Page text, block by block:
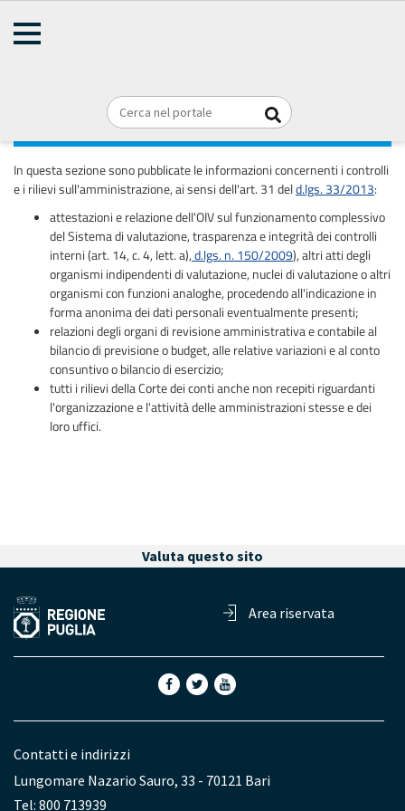
Home
Controlli e rilievi sull'amministrazione
In questa sezione sono pubblicate le informazioni concernenti i controlli
e i rilievi sull'amministrazione, ai sensi dell'art. 31 deld.lgs. 33/2013:
attestazioni e relazione dell'OIV sul funzionamento complessivo
del Sistema di valutazione, trasparenza e integrità dei controlli
interni (art. 14, c. 4, lett. a),d.lgs. n. 150/2009), altri atti degli
organismi indipendenti di valutazione, nuclei di valutazione o altri
organismi con funzioni analoghe, procedendo all'indicazione in
forma anonima dei dati personali eventualmente presenti;
relazioni degli organi di revisione amministrativa e contabile al
bilancio di previsione o budget, alle relative variazioni e al conto
consuntivo o bilancio di esercizio;
tutti i rilievi della Corte dei conti anche non recepiti riguardanti
l'organizzazione e l'attività delle amministrazioni stesse e dei
loro uffici.
Valuta questo sito
Area riservata
Contatti e indirizzi
Lungomare Nazario Sauro, 33 - 70121 Bari
Tel: 800 713939